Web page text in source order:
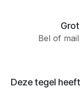
Bel of
Deze tegel